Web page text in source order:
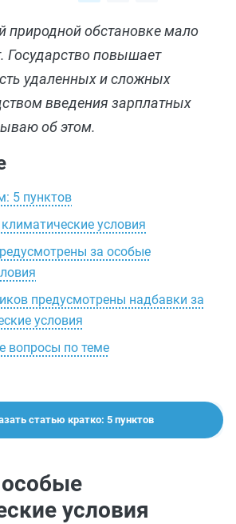
природной обстановке мало
Государство повышает
удаленных и сложных
введения зарплатных
об этом.
5 пунктов
условия
за особые
предусмотрены надбавки за
условия
вопросы по теме
статью кратко: 5 пунктов
условия